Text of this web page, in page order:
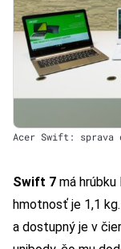
Acer Swift: sprava
Swift 7 má hrúbku
hmotnosť je 1,1
a dostupný je v